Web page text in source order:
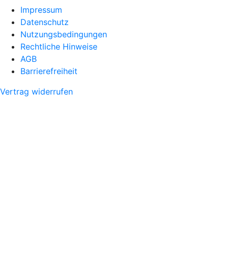
Impressum
Datenschutz
Nutzungsbedingungen
Rechtliche Hinweise
AGB
Barrierefreiheit
Vertrag widerrufen